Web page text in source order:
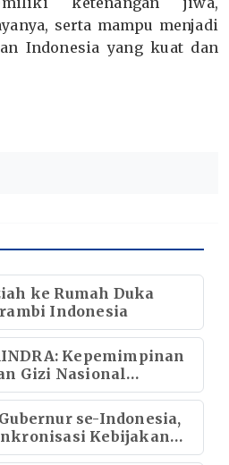
serta mampu menjadi
Indonesia yang kuat dan
ke Rumah Duka
Indonesia
Kepemimpinan
Gizi Nasional
Generasi dan Arah
se-Indonesia,
Kebijakan